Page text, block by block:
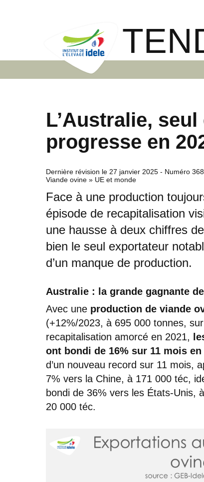
L’Australie,
progresse en
Dernière révision le 27 janvier 2025 - Numéro 368
Viande ovine » UE et monde
Face à une production
épisode de recapitalisation
une hausse à deux chiffres
bien le seul exportateur
d’un manque de production.
Australie : la grande gagnante
Avec une production de viande
(+12%/2023, à 695 000 tonnes,
recapitalisation amorcé en 2021,
ont bondi de 16% sur 11 mois en
d’un nouveau record sur 11 mois,
7% vers la Chine, à 171 000 téc,
bondi de 36% vers les États-Unis,
20 000 téc.